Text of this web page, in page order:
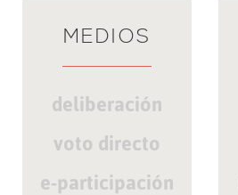
MEDIOS
deliberación
voto directo
e-participación